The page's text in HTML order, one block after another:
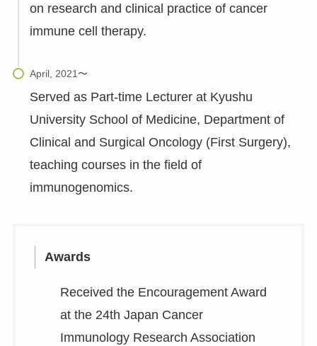
on research and clinical practice of cancer
immune cell therapy.
Served as Part-time Lecturer at Kyushu
University School of Medicine, Department of
Clinical and Surgical Oncology (First Surgery),
teaching courses in the field of
immunogenomics.
Awards
Received the Encouragement Award
at the 24th Japan Cancer
Immunology Research Association